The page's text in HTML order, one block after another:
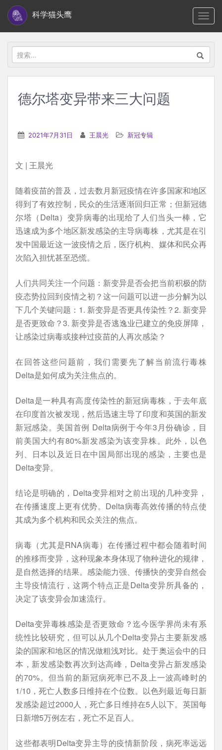
i
科学猫头鹰
搜
索：
德尔塔变异带来三大问题
2021年7月31日 王晨光 新冠专辑
文 | 王晨光
随着疫苗的普及，过去数月新冠疫情在许多国家和地区
得到了有效控制，民众的生活逐渐回归正常；但新冠德
尔塔（Delta）变异病毒的出现给了人们当头一棒，它
迅速成为多个地区新发感染的主导病毒株，尤其是在引
发中国最近这一波疫情之后，医疗机构、媒体和民众再
次陷入担忧甚至恐慌。
人们共同关注一个问题：新变异是否会把当前积极的防
疫态势拉回到疫情之初？这一问题可以进一步分解为以
下几个关键问题：1. 新变异是否更具传染性？2. 新变异
是否更致命？3. 新变异是否逃逸业已建立的免疫屏障，
让感染过病毒或接种过疫苗的人再次感染？
在回答这些问题前，我们需要先了解当前流行毒株
Delta是如何成为关注焦点的。
Delta是一种具有高度传染性的新冠病毒株，于去年底
在印度首次被发现，然后迅速主导了印度和英国的新发
新冠感染。美国首例 Delta病例于今年3月份确诊，目
前美国大约有80%新发感染为该变异株。此外，以色
列、日本以及近日在中国局部出现的感染，主要也是
Delta变异。
结论是明确的，Delta变异相对之前出现的几种变异，
在传播速度上更有优势。Delta病毒高效传播的特点使
其成为多个机构和民众关注的焦点。
病毒（尤其是RNA病毒）在传播过程中都会随着时间
的推移而变异，这种现象本身体现了物种进化的规律，
是自然选择的结果。感染能力强、传播快的变异自然会
主导疫情流行，这两个特点正是Delta变异所具备的，
决定了该变异会加速流行。
Delta变异毒株感染是否更致命？迄今医学界尚未有系
统性比较研究，但可以从几个Delta变异占主要新发感
染的国家和地区的情况做粗浅对比。处于奥运会中的日
本，新发感染数再次到达高峰，Delta变异占新发感染
的70%。但当前的新冠病死率已不及上一波高峰时的
1/10，死亡人数多日维持在个位数。以色列最近每日新
发感染超过2000人，死亡多日维持在5人以下。英国每
日新增5万例左右，死亡不足百人。
这些都表明Delta变异主导的疫情新阶段，病死率远远